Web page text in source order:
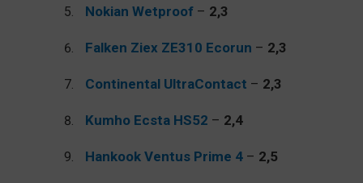
Nokian Wetproof – 2,3
Falken Ziex ZE310 Ecorun – 2,3
Continental UltraContact – 2,3
Kumho Ecsta HS52 – 2,4
Hankook Ventus Prime 4 – 2,5